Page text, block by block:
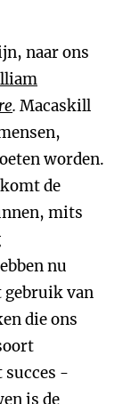
naar ons
. Macaskill
worden.
de
mits
nu
gebruik van
die ons
succes -
is de